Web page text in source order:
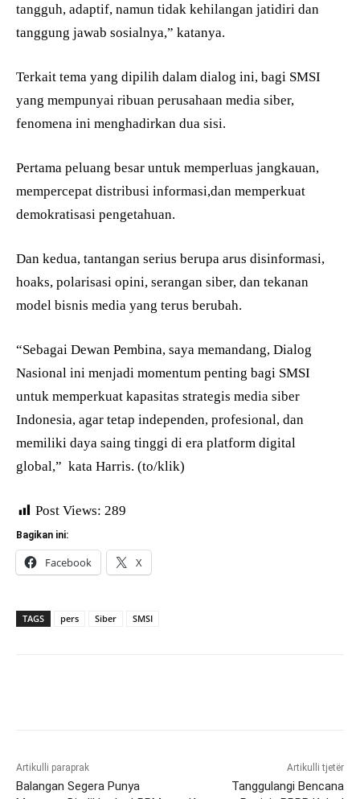
tangguh, adaptif, namun tidak kehilangan jatidiri dan
tanggung jawab sosialnya,” katanya.
Terkait tema yang dipilih dalam dialog ini, bagi SMSI
yang mempunyai ribuan perusahaan media siber,
fenomena ini menghadirkan dua sisi.
Pertama peluang besar untuk memperluas jangkauan,
mempercepat distribusi informasi,dan memperkuat
demokratisasi pengetahuan.
Dan kedua, tantangan serius berupa arus disinformasi,
hoaks, polarisasi opini, serangan siber, dan tekanan
model bisnis media yang terus berubah.
“Sebagai Dewan Pembina, saya memandang, Dialog
Nasional ini menjadi momentum penting bagi SMSI
untuk memperkuat kapasitas strategis media siber
Indonesia, agar tetap independen, profesional, dan
memiliki daya saing tinggi di era platform digital
global,” kata Harris. (to/klik)
Post Views: 289
Bagikan ini:
Facebook X
TAGS pers Siber SMSI
Artikulli paraprak
Balangan Segera Punya
Artikulli tjetër
Tanggulangi Bencana